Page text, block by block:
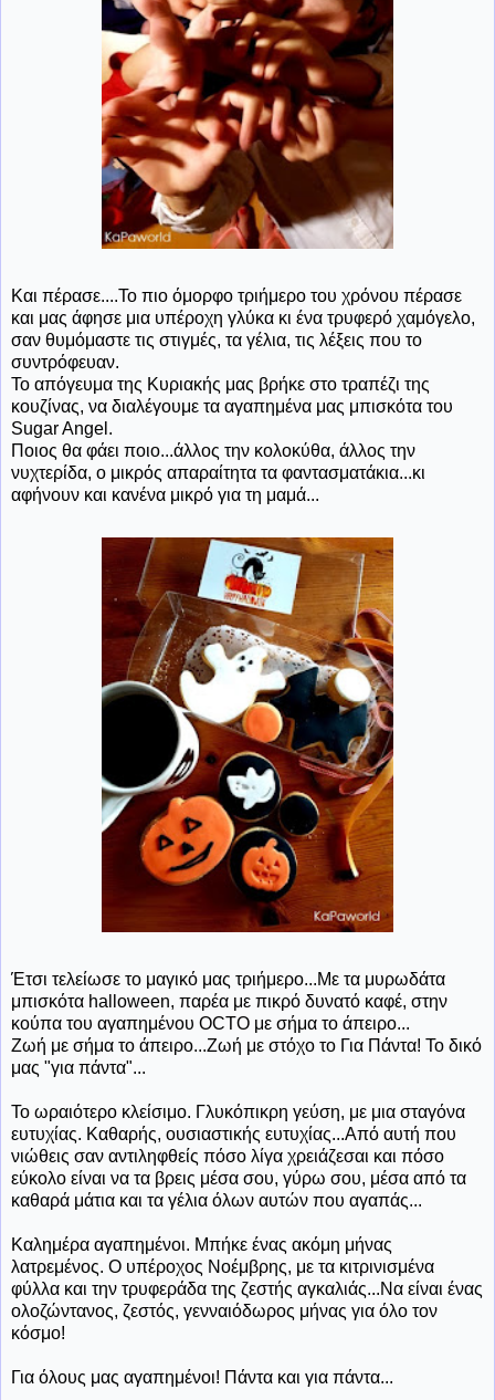
Και πέρασε....Το πιο όμορφο τριήμερο του χρόνου πέρασε
και μας άφησε μια υπέροχη γλύκα κι ένα τρυφερό χαμόγελο,
σαν θυμόμαστε τις στιγμές, τα γέλια, τις λέξεις που το
συντρόφευαν.
Το απόγευμα της Κυριακής μας βρήκε στο τραπέζι της
κουζίνας, να διαλέγουμε τα αγαπημένα μας μπισκότα του
Sugar Angel.
Ποιος θα φάει ποιο...άλλος την κολοκύθα, άλλος την
νυχτερίδα, ο μικρός απαραίτητα τα φαντασματάκια...κι
αφήνουν και κανένα μικρό για τη μαμά...
Έτσι τελείωσε το μαγικό μας τριήμερο...Με τα μυρωδάτα
μπισκότα halloween, παρέα με πικρό δυνατό καφέ, στην
κούπα του αγαπημένου OCTO με σήμα το άπειρο...
Ζωή με σήμα το άπειρο...Ζωή με στόχο το Για Πάντα! Το δικό
μας "για πάντα"...
Το ωραιότερο κλείσιμο. Γλυκόπικρη γεύση, με μια σταγόνα
ευτυχίας. Καθαρής, ουσιαστικής ευτυχίας...Από αυτή που
νιώθεις σαν αντιληφθείς πόσο λίγα χρειάζεσαι και πόσο
εύκολο είναι να τα βρεις μέσα σου, γύρω σου, μέσα από τα
καθαρά μάτια και τα γέλια όλων αυτών που αγαπάς...
Καλημέρα αγαπημένοι. Μπήκε ένας ακόμη μήνας
λατρεμένος. Ο υπέροχος Νοέμβρης, με τα κιτρινισμένα
φύλλα και την τρυφεράδα της ζεστής αγκαλιάς...Να είναι ένας
ολοζώντανος, ζεστός, γενναιόδωρος μήνας για όλο τον
κόσμο!
Για όλους μας αγαπημένοι! Πάντα και για πάντα...